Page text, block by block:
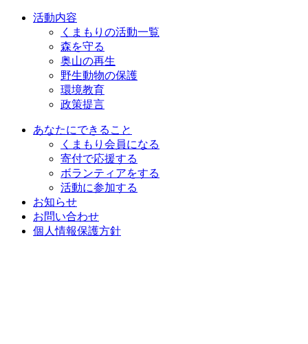
活動内容
くまもりの活動一覧
森を守る
奥山の再生
野生動物の保護
環境教育
政策提言
あなたにできること
くまもり会員になる
寄付で応援する
ボランティアをする
活動に参加する
お知らせ
お問い合わせ
個人情報保護方針